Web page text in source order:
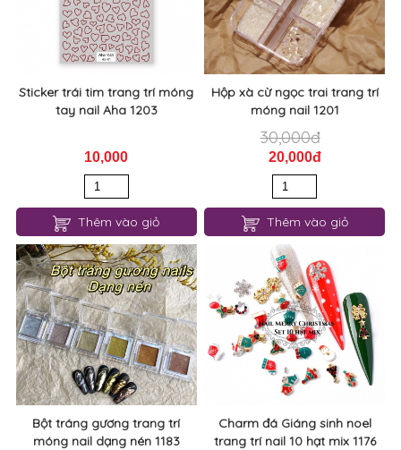
Sticker trái tim trang trí móng
tay nail Aha 1203
10,000
Thêm vào giỏ
Hộp xà cừ ngọc trai trang trí
móng nail 1201
30,000đ
20,000đ
Thêm vào giỏ
Bột tráng gương trang trí
móng nail dạng nén 1183
Charm đá Giáng sinh noel
trang trí nail 10 hạt mix 1176